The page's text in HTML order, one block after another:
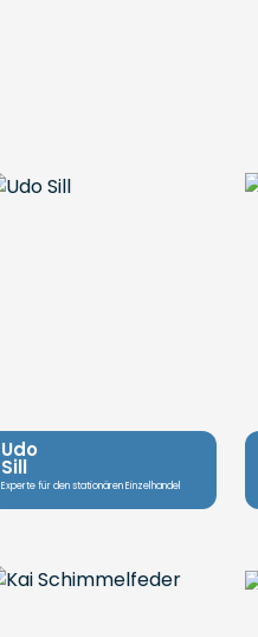
Udo
Sill
Experte für den stationären Einzelhandel